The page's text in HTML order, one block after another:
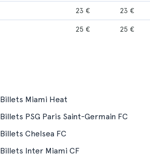
23 € 23 €
25 € 25 €
Billets Miami Heat
Billets PSG Paris Saint-Germain FC
Billets Chelsea FC
Billets Inter Miami CF